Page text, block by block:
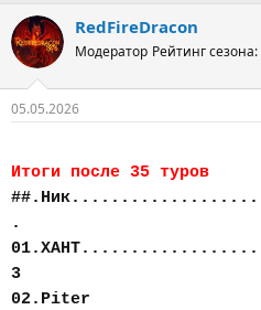
RedFireDracon
Модератор Рейтинг
05.05.2026
Итоги после 35 туров
.
3
02.Piter